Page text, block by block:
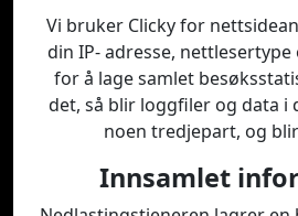
Vi bruker Clicky for
din IP- adresse,
for å lage samlet
det, så blir loggfiler og data i
noen tredjepart, og
Innsamlet